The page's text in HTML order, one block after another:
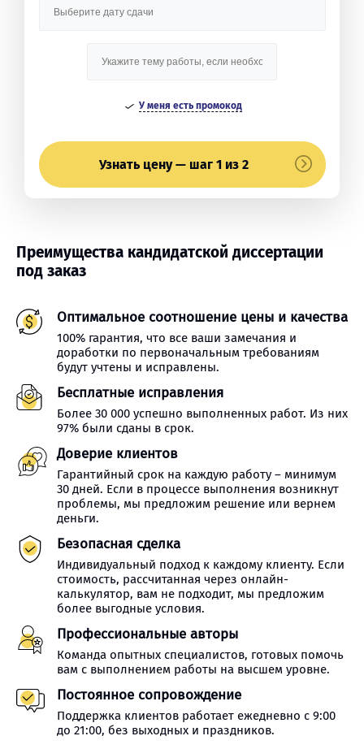
У меня есть промокод
Узнать цену — шаг 1 из 2
Преимущества кандидатской диссертации
под заказ
Оптимальное соотношение цены и качества
100% гарантия, что все ваши замечания и
доработки по первоначальным требованиям
будут учтены и исправлены.
Бесплатные исправления
Более 30 000 успешно выполненных работ. Из них
97% были сданы в срок.
Доверие клиентов
Гарантийный срок на каждую работу – минимум
30 дней. Если в процессе выполнения возникнут
проблемы, мы предложим решение или вернем
деньги.
Безопасная сделка
Индивидуальный подход к каждому клиенту. Если
стоимость, рассчитанная через онлайн-
калькулятор, вам не подходит, мы предложим
более выгодные условия.
Профессиональные авторы
Команда опытных специалистов, готовых помочь
вам с выполнением работы на высшем уровне.
Постоянное сопровождение
Поддержка клиентов работает ежедневно с 9:00
до 21:00, без выходных и праздников.